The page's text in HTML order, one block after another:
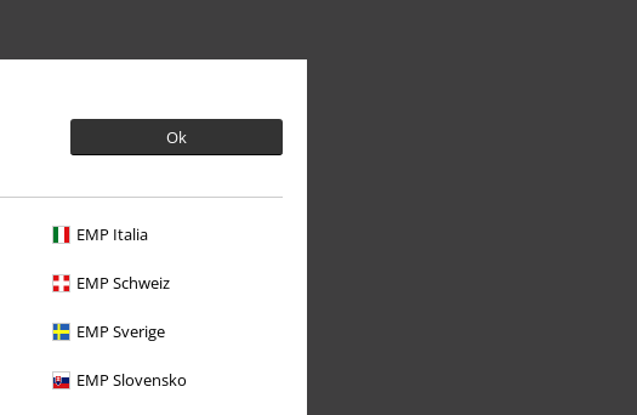
Ok
EMP Italia
EMP Schweiz
EMP Sverige
EMP Slovensko